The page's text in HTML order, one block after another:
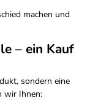
machen und
– ein Kauf
sondern eine
wir Ihnen: